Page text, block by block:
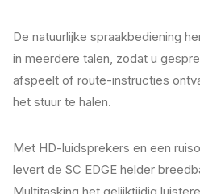
De natuurlijke spraakbediening
in meerdere talen, zodat u
afspeelt of route-instructies
het stuur te halen.
Met HD-luidsprekers en een
levert de SC EDGE helder
Multitasking het gelijktijdig